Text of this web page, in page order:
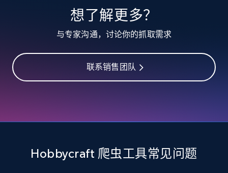
Like engagement rate, Bio link, Predicted lang,
Account id, Nickname, Biography, Awg
Like engagement rate, Bio link, Predicted lang,
and more.
想了解更多？
与专家沟通，讨论你的抓取需求
联系销售团队
Hobbycraft 爬虫工具常见问题